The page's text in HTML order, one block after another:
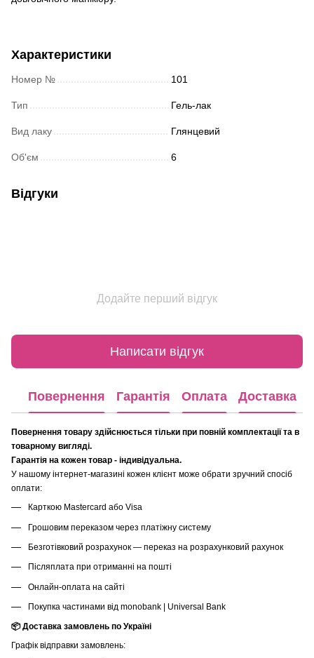
Характеристики
Номер № 101
Тип Гель-лак
Вид лаку Глянцевий
Об'єм 6
Відгуки
Додайте перший відгук
Написати відгук
Повернення Гарантія Оплата Доставка
Повернення товару здійснюється тільки при повній комплектації та в
товарному вигляді.
Гарантія на кожен товар - індивідуальна.
У нашому інтернет-магазині кожен клієнт може обрати зручний спосіб
оплати:
Карткою Mastercard або Visa
Грошовим переказом через платіжну систему
Безготівковий розрахунок — переказ на розрахунковий рахунок
Післяплата при отриманні на пошті
Онлайн-оплата на сайті
Покупка частинами від monobank | Universal Bank
📦 Доставка замовлень по Україні
Графік відправки замовлень: